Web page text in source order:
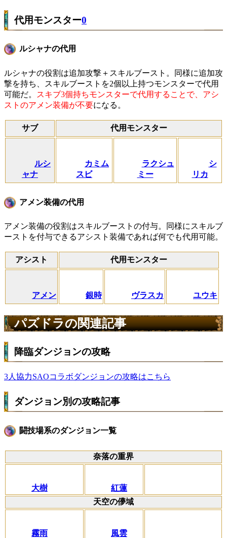
代用モンスター0
ルシャナの代用
ルシャナの役割は追加攻撃＋スキルブースト。同様に追加攻
撃を持ち、スキルブーストを2個以上持つモンスターで代用
可能だ。
スキブ3個持ちモンスターで代用することで、アシ
ストのアメン装備が不要になる。
サブ 代用モンスター
ルシ
ャナ
カミム
スビ
ラクシュ
ミー
シ
リカ
アメン装備の代用
アメン装備の役割はスキルブーストの付与。同様にスキルブ
ーストを付与できるアシスト装備であれば何でも代用可能。
アシスト 代用モンスター
アメン 銀時 ヴラスカ ユウキ
パズドラの関連記事
降臨ダンジョンの攻略
3人協力SAOコラボダンジョンの攻略はこちら
ダンジョン別の攻略記事
闘技場系のダンジョン一覧
奈落の重界
大樹
紅蓮
天空の儚域
霧雨
風雲